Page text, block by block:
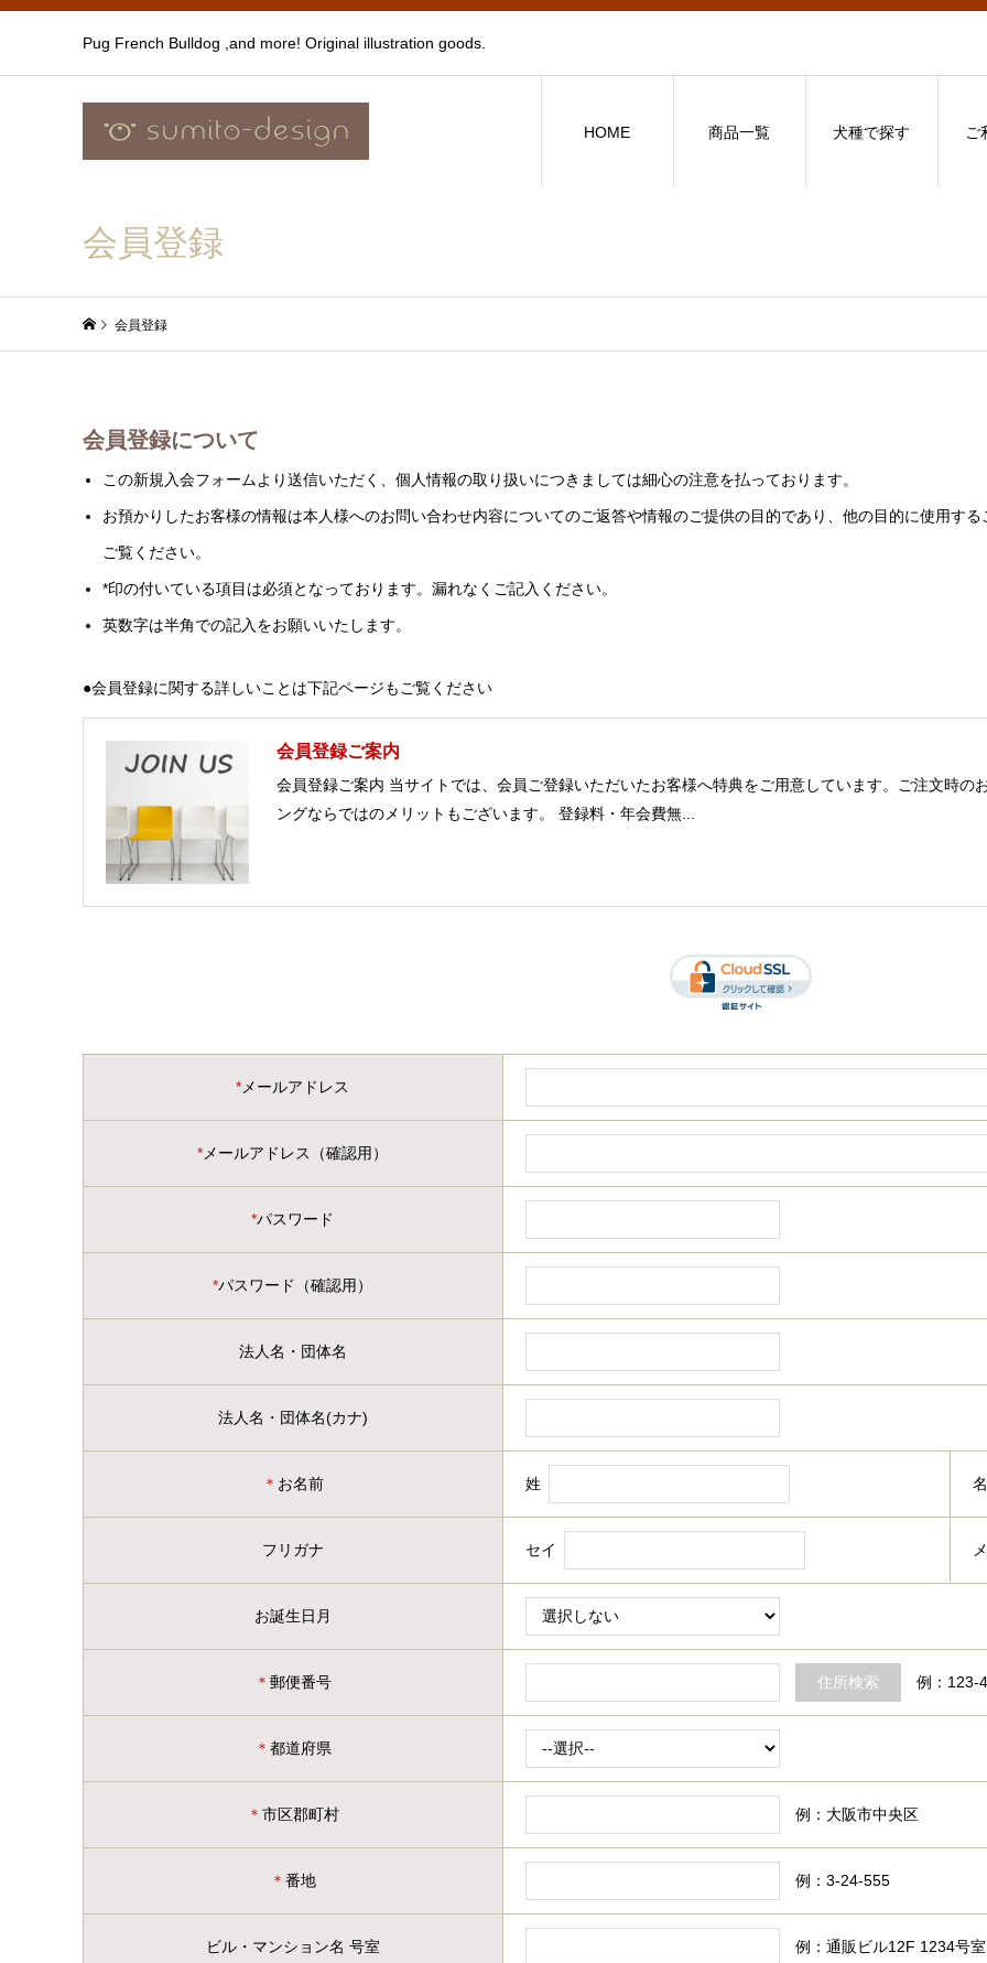
Pug French Bulldog ,and more! Original illustration goods.
HOME 商品一覧 犬種で探す ご
会員登録
会員登録
会員登録について
この新規入会フォームより送信いただく、個人情報の取り扱いにつきましては細心の注意を払っております。
お預かりしたお客様の情報は本人様へのお問い合わせ内容についてのご返答や情報のご提供の目的であり、他の目的に使用す
ご覧ください。
*印の付いている項目は必須となっております。漏れなくご記入ください。
英数字は半角での記入をお願いいたします。
●会員登録に関する詳しいことは下記ページもご覧ください
会員登録ご案内
会員登録ご案内 当サイトでは、会員ご登録いただいたお客様へ特典をご用意しています。ご注文時の
ングならではのメリットもございます。 登録料・年会費無...
* メールアドレス
* メールアドレス （確認用）
*パスワード
*パスワード （確認用）
法人名・団体名
法人名・団体名(カナ)
＊ お名前 姓 名
フリガナ セイ
お誕生日月
＊ 郵便番号 例：123-
＊ 都道府県
＊ 市区郡町村 例：大阪市中央区
＊ 番地 例：3-24-555
ビル・マンション名 号室 例：通販ビル12F 1234号室